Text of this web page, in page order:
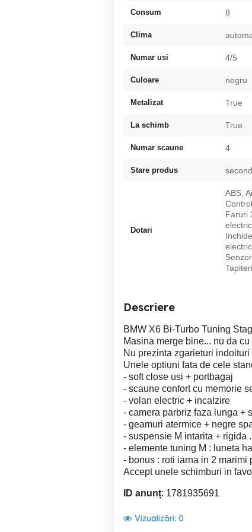
Consum 8
Clima
Numar usi 4/5
Culoare negru
Metalizat True
La schimb True
Numar scaune 4
Stare produs
Dotari
ABS,
Faruri
Descriere
BMW X6 Bi-Turbo Tuning
Masina merge bine... nu da cu
Nu prezinta zgarieturi indoituri
Unele optiuni fata de cele
- soft close usi + portbagaj
- scaune confort cu memorie
- volan electric + incalzire
- camera parbriz faza lunga +
- geamuri atermice + negre
- suspensie M intarita + rigida .
- elemente tuning M : luneta
- bonus : roti iarna in 2 marimi
Accept unele schimburi in
ID anunț: 1781935691
Vizualizări: 0